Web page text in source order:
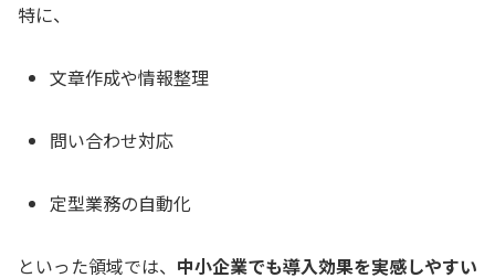
特に、
文章作成や情報整理
問い合わせ対応
定型業務の自動化
といった領域では、 中小企業でも導入効果を実感しやすい